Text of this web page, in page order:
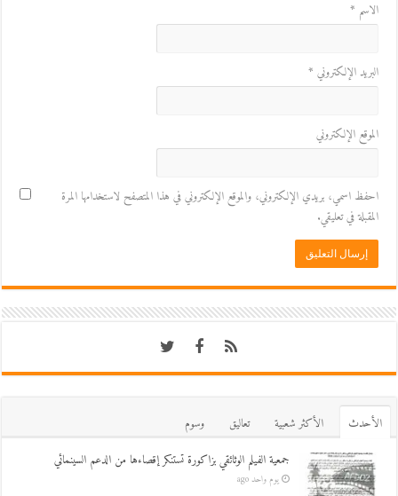
الاسم *
البريد الإلكتروني *
الموقع الإلكتروني
احفظ اسمي، بريدي الإلكتروني، والموقع الإلكتروني في هذا المتصفح لاستخدامها المرة
المقبلة في تعليقي.
اﻷحدث اﻷكثر شعبية تعاليق
وسوم
جمعية الفيلم الوثائقي بزاكورة تستنكر إقصاءها من الدعم السينمائي
يوم واحد ago